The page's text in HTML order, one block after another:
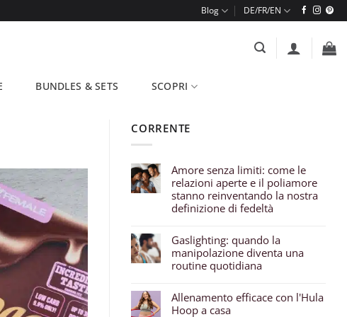
Blog
BUNDLES & SETS SCOPRI
CORRENTE
Amore senza limiti: come le
relazioni aperte e il poliamore
stanno reinventando la nostra
definizione di fedeltà
Gaslighting: quando la
manipolazione diventa una
routine quotidiana
Allenamento efficace con l'Hula
Hoop a casa